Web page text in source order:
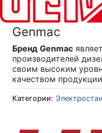
Genmac
Бренд Genmac
производителей
своим высоким
качеством
Категории: